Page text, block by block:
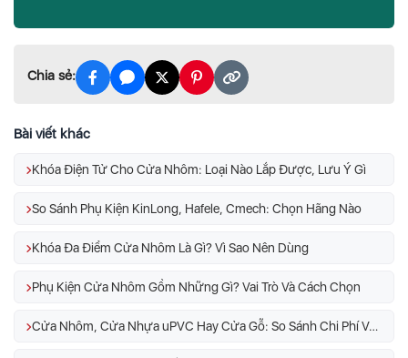
Chia sẻ:
Bài viết khác
Khóa Điện Tử Cho Cửa Nhôm: Loại Nào Lắp Được, Lưu Ý Gì
So Sánh Phụ Kiện KinLong, Hafele, Cmech: Chọn Hãng Nào
Khóa Đa Điểm Cửa Nhôm Là Gì? Vì Sao Nên Dùng
Phụ Kiện Cửa Nhôm Gồm Những Gì? Vai Trò Và Cách Chọn
Cửa Nhôm, Cửa Nhựa uPVC Hay Cửa Gỗ: So Sánh Chi Phí Và Độ Bền